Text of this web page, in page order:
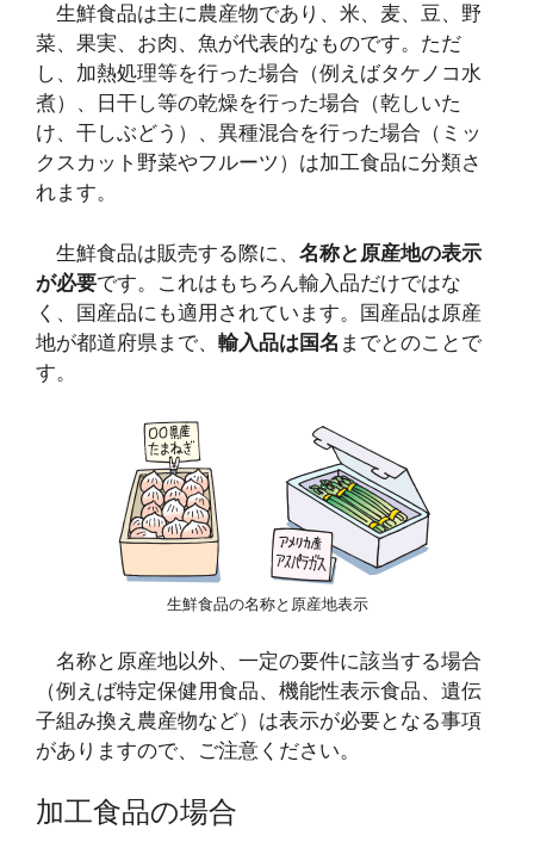
生鮮食品は主に農産物であり、米、麦、豆、野
菜、果実、お肉、魚が代表的なものです。ただ
し、加熱処理等を行った場合（例えばタケノコ水
煮）、日干し等の乾燥を行った場合（乾しいた
け、干しぶどう）、異種混合を行った場合（ミッ
クスカット野菜やフルーツ）は加工食品に分類さ
れます。
生鮮食品は販売する際に、 名称と原産地の表示
が必要です。これはもちろん輸入品だけではな
く、国産品にも適用されています。国産品は原産
地が都道府県まで、 輸入品は国名 までとのことで
す。
生鮮食品の名称と原産地表示
名称と原産地以外、一定の要件に該当する場合
（例えば特定保健用食品、機能性表示食品、遺伝
子組み換え農産物など）は表示が必要となる事項
がありますので、ご注意ください。
加工食品の場合